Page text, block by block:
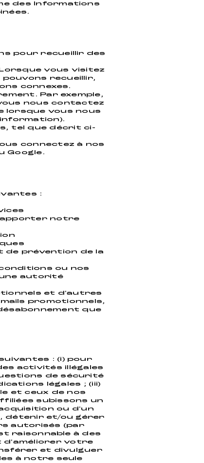
des Informations
pour recueillir des
vous visitez
recueillir,
connexes.
Par exemple,
nous contactez
lorsque vous nous
tel que décrit ci-
connectez à nos
Google.
:
apporter notre
de prévention de la
ou nos
autorité
et d'autres
promotionnels,
que
: (i) pour
activités illégales
de sécurité
légales ; (iii)
et ceux de nos
subissons un
ou d'un
détenir et/ou gérer
autorisés (par
raisonnable à des
d'améliorer votre
et divulguer
à notre seule